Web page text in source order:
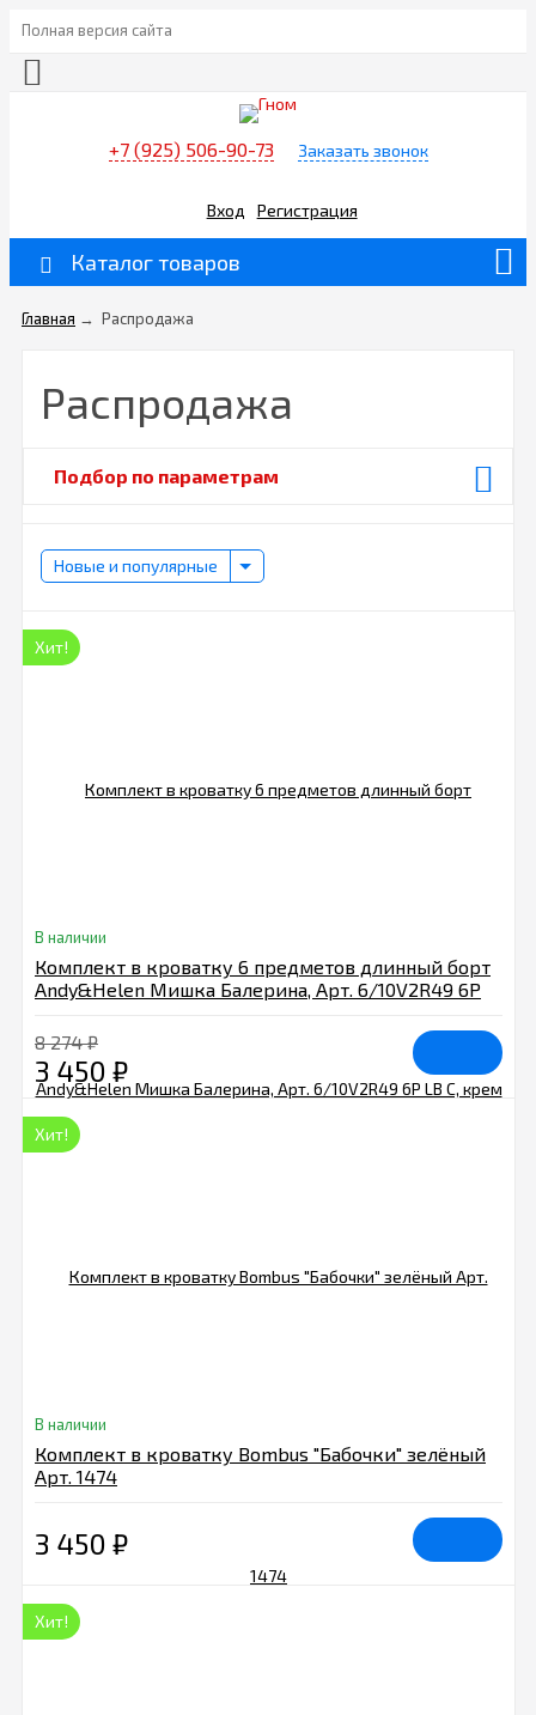
Полная версия сайта
+7 (925) 506-90-73 Заказать звонок
Вход Регистрация
Каталог товаров
Главная → Распродажа
Распродажа
Подбор по параметрам
Новые и популярные
Хит!
В наличии
Комплект в кроватку 6 предметов длинный борт
Andy&Helen Мишка Балерина, Арт. 6/10V2R49 6P
8 274₽
3 450 ₽
Хит!
В наличии
Комплект в кроватку Bombus "Бабочки" зелёный
Арт. 1474
3 450 ₽
Хит!